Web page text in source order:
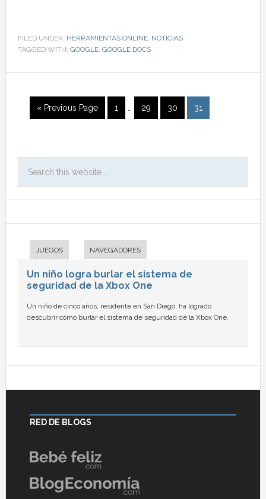
FILED UNDER: HERRAMIENTAS ONLINE, NOTICIAS
TAGGED WITH: GOOGLE, GOOGLE DOCS
« Previous Page 1 29 30 31
JUEGOS NAVEGADORES
Un niño logra burlar el sistema de
seguridad de la Xbox One
Un niño de cinco años, residente en San Diego, ha logrado
descubrir cómo burlar el sistema de seguridad de la Xbox One.
RED DE BLOGS